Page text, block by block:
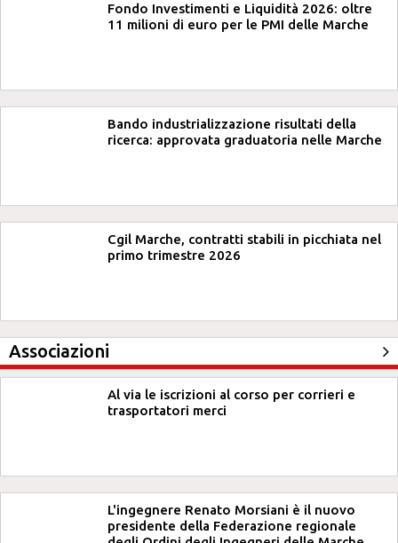
Fondo Investimenti e Liquidità 2026: oltre
11 milioni di euro per le PMI delle Marche
Bando industrializzazione risultati della
ricerca: approvata graduatoria nelle Marche
Cgil Marche, contratti stabili in picchiata nel
primo trimestre 2026
Associazioni
Al via le iscrizioni al corso per corrieri e
trasportatori merci
L'ingegnere Renato Morsiani è il nuovo
presidente della Federazione regionale